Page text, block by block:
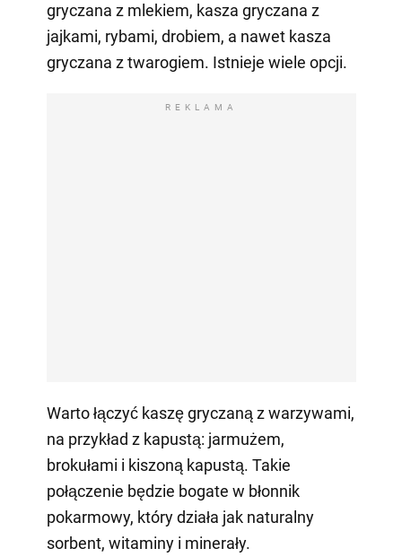
gryczana z mlekiem, kasza gryczana z
jajkami, rybami, drobiem, a nawet kasza
gryczana z twarogiem. Istnieje wiele opcji.
REKLAMA
Warto łączyć kaszę gryczaną z warzywami,
na przykład z kapustą: jarmużem,
brokułami i kiszoną kapustą. Takie
połączenie będzie bogate w błonnik
pokarmowy, który działa jak naturalny
sorbent, witaminy i minerały.